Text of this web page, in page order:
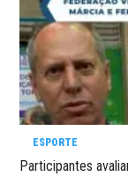
ESPORTE
Participantes